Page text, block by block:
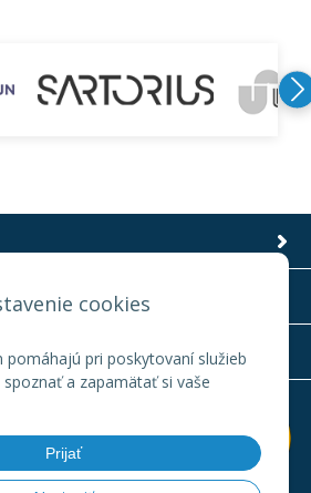
cookies
pomáhajú pri poskytovaní služieb
a zapamätať si vaše
Prijať